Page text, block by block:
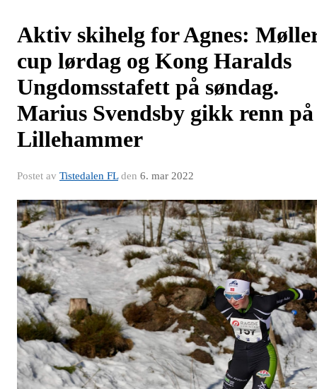
Aktiv skihelg for Agnes:
cup lørdag og Kong Haralds
Ungdomsstafett på søndag.
Marius Svendsby gikk renn på
Lillehammer
Postet av Tistedalen FLden 6. mar 2022